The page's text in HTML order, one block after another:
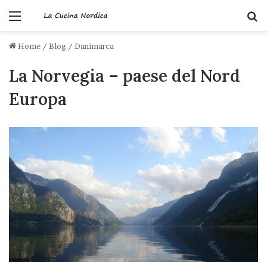
Menu
Home / Blog / Danimarca
La Norvegia – paese del Nord
Europa